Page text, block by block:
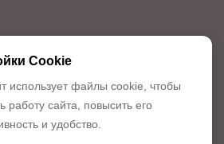
Cookie
использует файлы cookie, чтобы
работу сайта, повысить его
и удобство.